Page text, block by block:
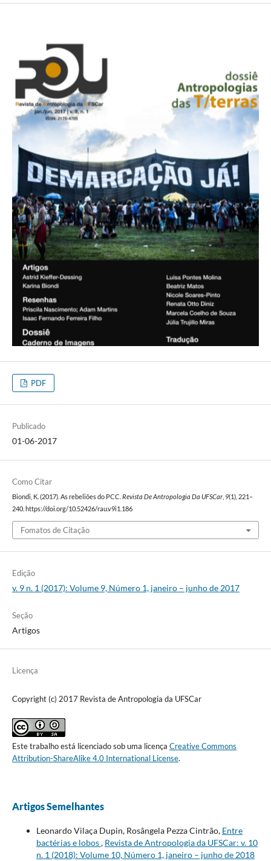
PDF
Publicado
01-06-2017
Como Citar
Biondi, K. (2017). As rebeliões do PCC. Revista De Antropologia Da UFSCar, 9(1), 221–
240. https://doi.org/10.52426/rau.v9i1.186
Fomatos de Citação
Edição
v. 9 n. 1 (2017): Volume 9, Número 1, janeiro – junho de 2017
Seção
Artigos
Licença
Copyright (c) 2017 Revista de Antropologia da UFSCar
Este trabalho está licenciado sob uma licença Creative Commons
Attribution-ShareAlike 4.0 International License.
Artigos Semelhantes
Leonardo Vilaça Dupin, Rosângela Pezza Cintrão, Entre
bactérias e lobos, Revista de Antropologia da UFSCar: v. 10
n. 1 (2018): Volume 10, Número 1, janeiro – junho de 2018